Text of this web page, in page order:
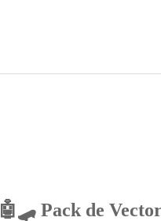
🤖🛹 Pack de